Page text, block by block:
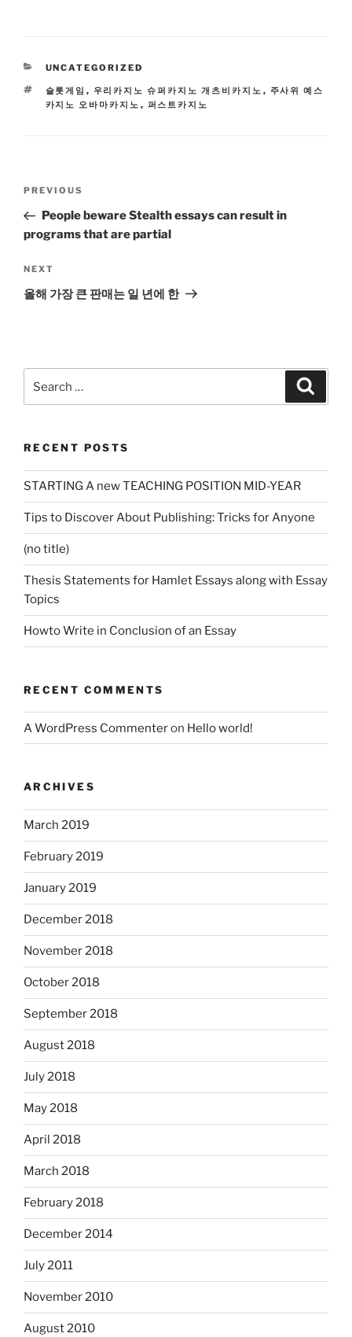
CATEGORIES
UNCATEGORIZED
TAGS
슬롯게임 , 우리카지노 슈퍼카지노 개츠비카지노 , 주사위 예스
카지노 오바마카지노 , 퍼스트카지노
Previous
Post
PREVIOUS
People beware Stealth essays can result in
programs that are partial
Next
Post
NEXT
올해 가장 큰 판매는 일 년에 한
for:
RECENT POSTS
STARTING A new TEACHING POSITION MID-YEAR
Tips to Discover About Publishing: Tricks for Anyone
(no title)
Thesis Statements for Hamlet Essays along with Essay
Topics
Howto Write in Conclusion of an Essay
RECENT COMMENTS
A WordPress Commenteron Hello world!
ARCHIVES
March 2019
February 2019
January 2019
December 2018
November 2018
October 2018
September 2018
August 2018
July 2018
May 2018
April 2018
March 2018
February 2018
December 2014
July 2011
November 2010
August 2010